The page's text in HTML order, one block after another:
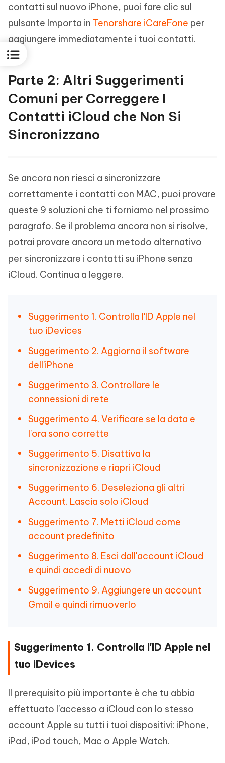
contatti sul nuovo iPhone, puoi fare clic sul
pulsante Importa in Tenorshare iCareFone per
aggiungere immediatamente i tuoi contatti.
Parte 2: Altri Suggerimenti
Comuni per Correggere I
Contatti iCloud che Non Si
Sincronizzano
Se ancora non riesci a sincronizzare
correttamente i contatti con MAC, puoi provare
queste 9 soluzioni che ti forniamo nel prossimo
paragrafo. Se il problema ancora non si risolve,
potrai provare ancora un metodo alternativo
per sincronizzare i contatti su iPhone senza
iCloud. Continua a leggere.
Suggerimento 1. Controlla l'ID Apple nel
tuo iDevices
Suggerimento 2. Aggiorna il software
dell'iPhone
Suggerimento 3. Controllare le
connessioni di rete
Suggerimento 4. Verificare se la data e
l'ora sono corrette
Suggerimento 5. Disattiva la
sincronizzazione e riapri iCloud
Suggerimento 6. Deseleziona gli altri
Account. Lascia solo iCloud
Suggerimento 7. Metti iCloud come
account predefinito
Suggerimento 8. Esci dall'account iCloud
e quindi accedi di nuovo
Suggerimento 9. Aggiungere un account
Gmail e quindi rimuoverlo
Suggerimento 1. Controlla l'ID Apple nel
tuo iDevices
Il prerequisito più importante è che tu abbia
effettuato l'accesso a iCloud con lo stesso
account Apple su tutti i tuoi dispositivi: iPhone,
iPad, iPod touch, Mac o Apple Watch.